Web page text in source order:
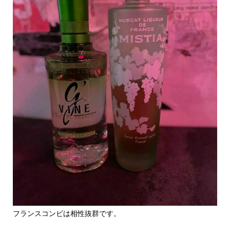
フランスコンビは相性抜群です。